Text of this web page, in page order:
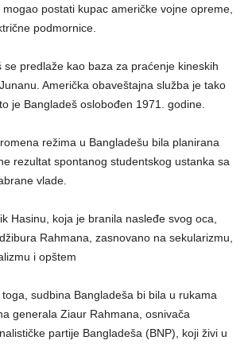
postati kupac američke vojne opreme,
podmornice.
se predlaže kao baza za praćenje kineskih
Američka obaveštajna služba je tako
je Bangladeš oslobođen 1971. godine.
režima u Bangladešu bila planirana
rezultat spontanog studentskog ustanka sa
vlade.
Hasinu, koja je branila nasleđe svog oca,
Rahmana, zasnovano na sekularizmu,
i opštem
sudbina Bangladeša bi bila u rukama
generala Ziaur Rahmana, osnivača
partije Bangladeša (BNP), koji živi u